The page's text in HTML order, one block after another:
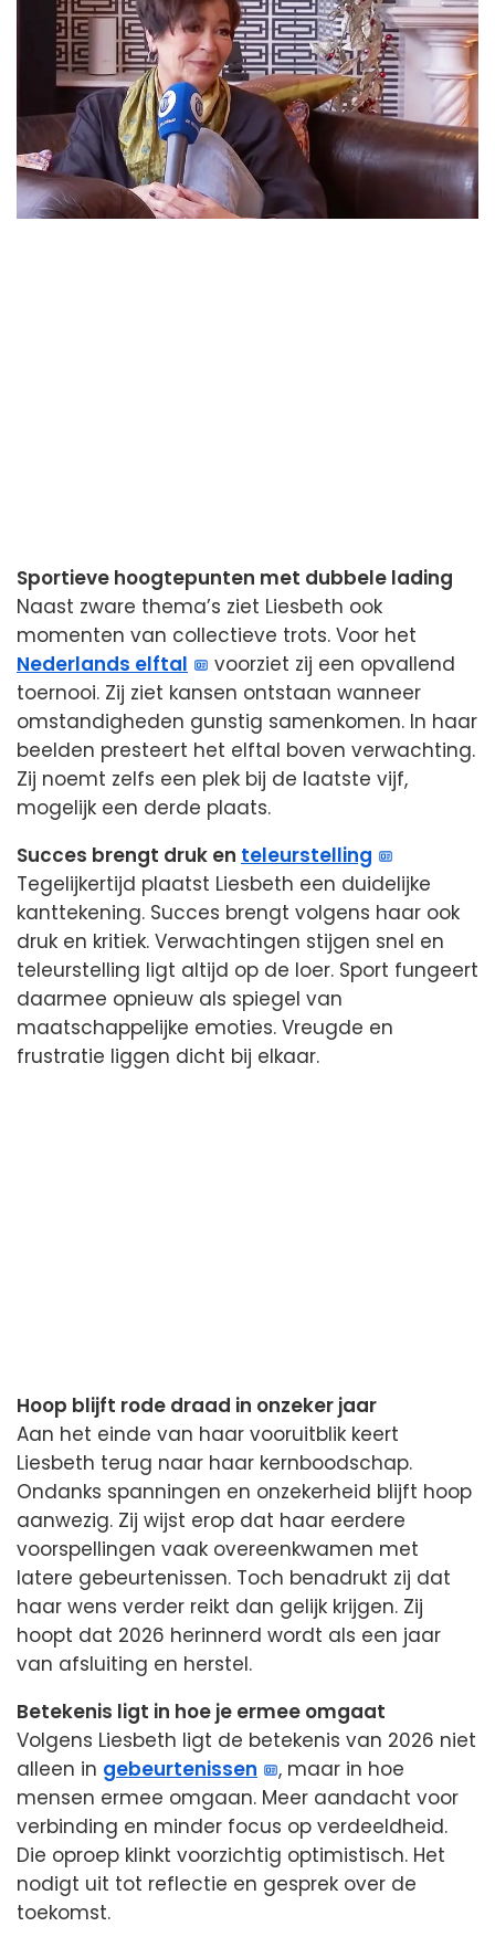
Sportieve hoogtepunten met dubbele lading
Naast zware thema’s ziet Liesbeth ook
momenten van collectieve trots. Voor het
Nederlands elftal
voorziet zij een opvallend
toernooi. Zij ziet kansen ontstaan wanneer
omstandigheden gunstig samenkomen. In haar
beelden presteert het elftal boven verwachting.
Zij noemt zelfs een plek bij de laatste vijf,
mogelijk een derde plaats.
Succes brengt druk en teleurstelling
Tegelijkertijd plaatst Liesbeth een duidelijke
kanttekening. Succes brengt volgens haar ook
druk en kritiek. Verwachtingen stijgen snel en
teleurstelling ligt altijd op de loer. Sport fungeert
daarmee opnieuw als spiegel van
maatschappelijke emoties. Vreugde en
frustratie liggen dicht bij elkaar.
Hoop blijft rode draad in onzeker jaar
Aan het einde van haar vooruitblik keert
Liesbeth terug naar haar kernboodschap.
Ondanks spanningen en onzekerheid blijft hoop
aanwezig. Zij wijst erop dat haar eerdere
voorspellingen vaak overeenkwamen met
latere gebeurtenissen. Toch benadrukt zij dat
haar wens verder reikt dan gelijk krijgen. Zij
hoopt dat 2026 herinnerd wordt als een jaar
van afsluiting en herstel.
Betekenis ligt in hoe je ermee omgaat
Volgens Liesbeth ligt de betekenis van 2026 niet
alleen in gebeurtenissen
, maar in hoe
mensen ermee omgaan. Meer aandacht voor
verbinding en minder focus op verdeeldheid.
Die oproep klinkt voorzichtig optimistisch. Het
nodigt uit tot reflectie en gesprek over de
toekomst.